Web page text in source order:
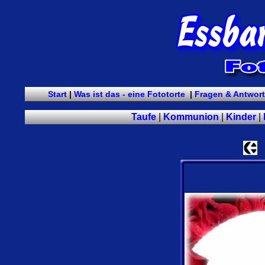
Start|Was ist das - eine Fototorte|Fragen &
Taufe|Kommunion|Kinder|